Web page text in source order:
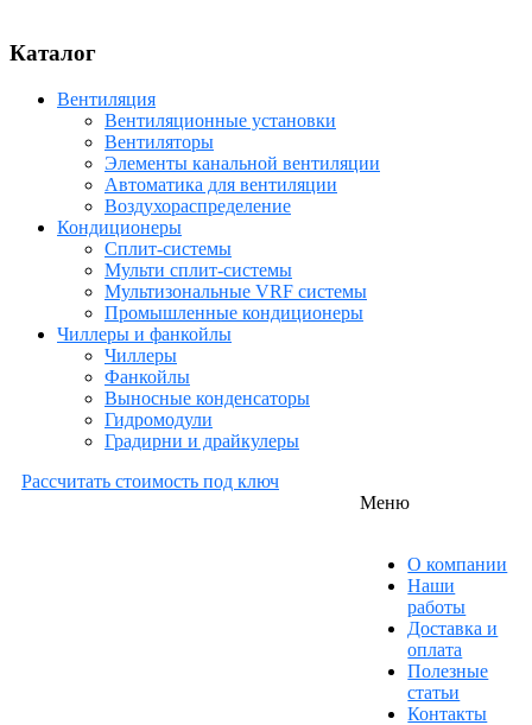
Каталог
Вентиляция
Вентиляционные установки
Вентиляторы
Элементы канальной вентиляции
Автоматика для вентиляции
Воздухораспределение
Кондиционеры
Сплит-системы
Мульти сплит-системы
Мультизональные VRF системы
Промышленные кондиционеры
Чиллеры и фанкойлы
Чиллеры
Фанкойлы
Выносные конденсаторы
Гидромодули
Градирни и драйкулеры
Рассчитать стоимость под ключ
Меню
О компании
Наши
работы
Доставка и
оплата
Полезные
статьи
Контакты